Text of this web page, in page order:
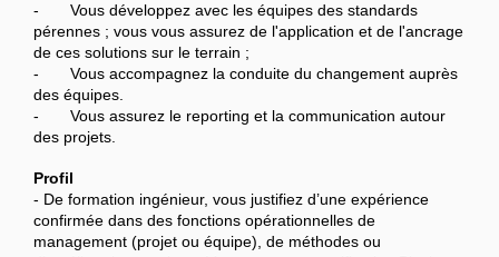
- Vous développez avec les équipes des standards
pérennes ; vous vous assurez de l'application et de l'ancrage
de ces solutions sur le terrain ;
- Vous accompagnez la conduite du changement auprès
des équipes.
- Vous assurez le reporting et la communication autour
des projets.
Profil
- De formation ingénieur, vous justifiez d’une expérience
confirmée dans des fonctions opérationnelles de
management (projet ou équipe), de méthodes ou